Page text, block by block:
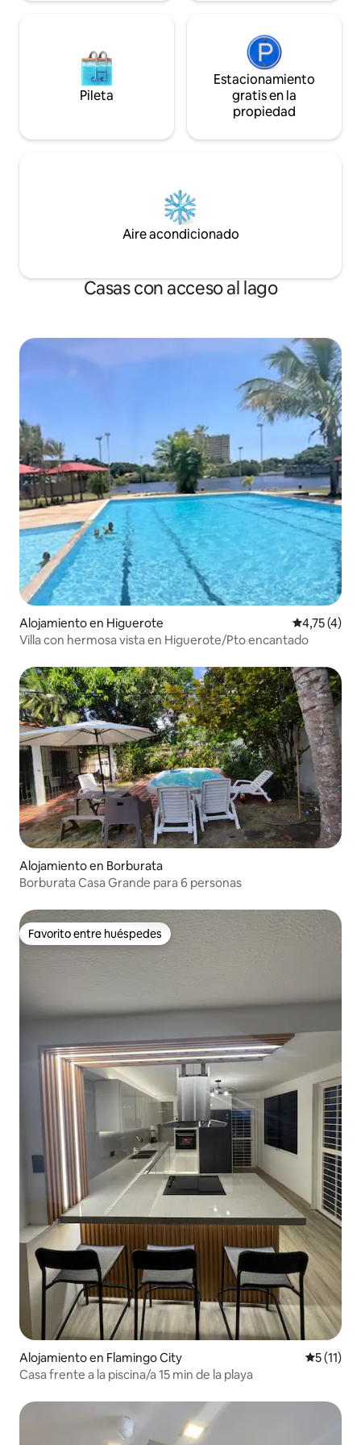
Pileta
Estacionamiento
gratis en la
propiedad
Aire acondicionado
Casas con acceso al lago
Alojamiento en Higuerote Calificación
4,75 (4)
Villa con hermosa vista en Higuerote/Pto encantado
Alojamiento en Borburata
Borburata Casa Grande para 6 personas
Favorito entre huéspedes
Favorito entre huéspedes
Alojamiento en Flamingo City
5 (11)
Casa frente a la piscina/a 15 min de la playa